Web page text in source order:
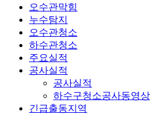
오수관막힘
누수탐지
오수관청소
하수관청소
주요실적
공사실적
공사실적
하수구청소공사동영상
긴급출동지역